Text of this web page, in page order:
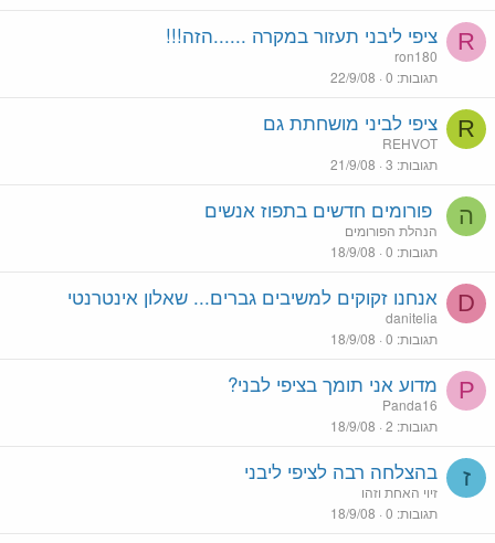
R ציפי ליבני תעזור במקרה ......הזה!!!
ron180
תגובות 0
22/9/08
R ציפי לביני מושחתת גם
REHVOT
תגובות 3
21/9/08
ה פורומים חדשים בתפוז אנשים
הנהלת הפורומים
תגובות 0
18/9/08
D אנחנו זקוקים למשיבים גברים... שאלון אינטרנטי
danitelia
תגובות 0
18/9/08
P מדוע אני תומך בציפי לבני?
Panda16
תגובות 2
18/9/08
ז בהצלחה רבה לציפי ליבני
זיוי האחת וזהו
תגובות 0
18/9/08